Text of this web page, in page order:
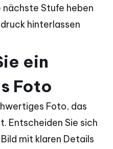
nächste Stufe heben
hinterlassen
ein
Foto
Foto, das
Entscheiden Sie sich
mit klaren Details